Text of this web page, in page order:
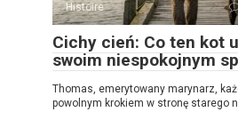
Histoire
Cichy cień: Co ten kot
swoim niespokojnym
Thomas, emerytowany marynarz,
powolnym krokiem w stronę starego